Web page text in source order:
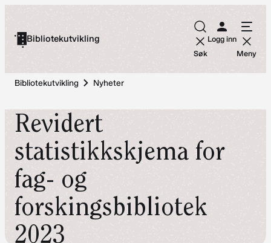
innholdBibliotekutvikling
Søk
Logg inn
Meny
Bibliotekutvikling Nyheter
Revidert
statistikkskjema for
fag- og
forskingsbibliotek
2023